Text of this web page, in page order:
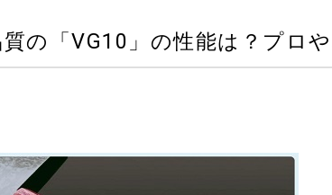
の「VG10」の性能は？プロ